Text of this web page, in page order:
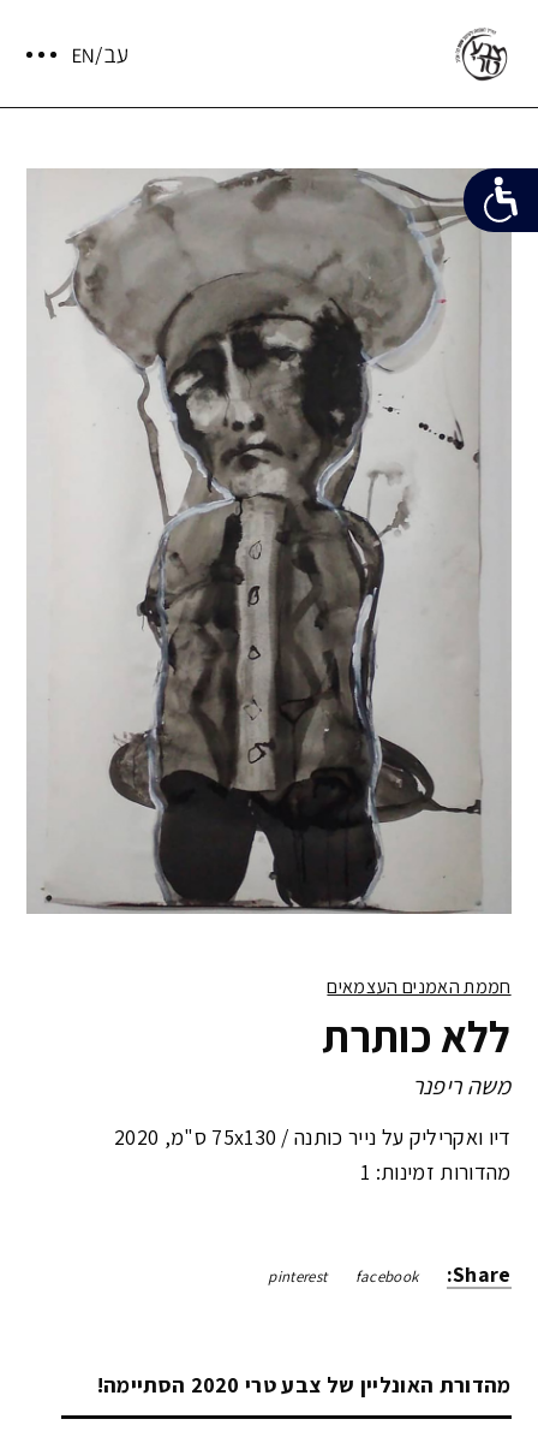
חממת האמנים העצמאים
ללא כותרת
משה ריפנר
דיו ואקריליק על נייר כותנה / 75x130 ס"מ ,
מהדורות זמינות: 1
Share:
facebook
pinterest
מהדורת האונליין של צבע טרי 2020 הסתיימה!